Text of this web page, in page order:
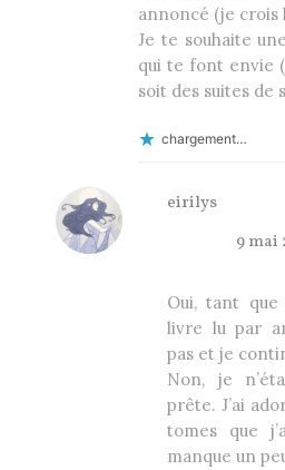
annoncé (je crois
Je te souhaite
qui te font envie
soit des suites de
chargement…
eirilys
9 mai
Oui, tant
livre lu par
pas et je
Non, je
prête. J’ai
tomes que
manque un